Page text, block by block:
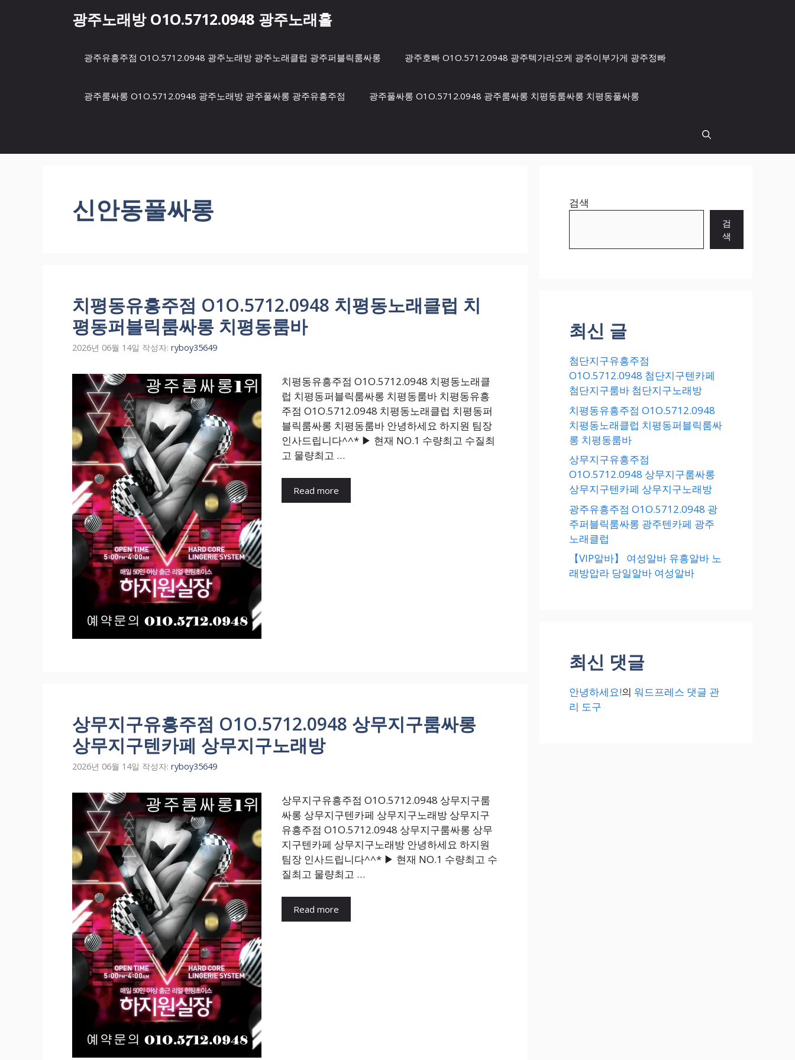
광주노래방 O1O.5712.0948 광주노래홀
광주유흥주점 O1O.5712.0948 광주노래방 광주노래클럽 광주퍼블릭룸싸롱 광주호빠 O1O.5712.0948 광주텍가라오케 광주이부가게 광주정빠
광주룸싸롱 O1O.5712.0948 광주노래방 광주풀싸롱 광주유흥주점 광주풀싸롱 O1O.5712.0948 광주룸싸롱 치평동룸싸롱 치평동풀싸롱
신안동풀싸롱
치평동유흥주점 O1O.5712.0948 치평동노래클럽 치
평동퍼블릭룸싸롱 치평동룸바
2026년 06월 14일 작성자: ryboy35649
치평동유흥주점 O1O.5712.0948 치평동노래클
럽 치평동퍼블릭룸싸롱 치평동룸바 치평동유흥
주점 O1O.5712.0948 치평동노래클럽 치평동퍼
블릭룸싸롱 치평동룸바 안녕하세요 하지원 팀장
인사드립니다^^* ▶ 현재 NO.1 수량최고 수질최
고 물량최고 …
Read more
상무지구유흥주점 O1O.5712.0948 상무지구룸싸롱
상무지구텐카페 상무지구노래방
2026년 06월 14일 작성자: ryboy35649
상무지구유흥주점 O1O.5712.0948 상무지구룸
싸롱 상무지구텐카페 상무지구노래방 상무지구
유흥주점 O1O.5712.0948 상무지구룸싸롱 상무
지구텐카페 상무지구노래방 안녕하세요 하지원
팀장 인사드립니다^^* ▶ 현재 NO.1 수량최고 수
질최고 물량최고 …
Read more
검색
검
색
최신 글
첨단지구유흥주점
O1O.5712.0948 첨단지구텐카페
첨단지구룸바 첨단지구노래방
치평동유흥주점 O1O.5712.0948
치평동노래클럽 치평동퍼블릭룸싸
롱 치평동룸바
상무지구유흥주점
O1O.5712.0948 상무지구룸싸롱
상무지구텐카페 상무지구노래방
광주유흥주점 O1O.5712.0948 광
주퍼블릭룸싸롱 광주텐카페 광주
노래클럽
【VIP알바】 여성알바 유흥알바 노
래방압라 당일알바 여성알바
최신 댓글
안녕하세요!의 워드프레스 댓글 관
리 도구